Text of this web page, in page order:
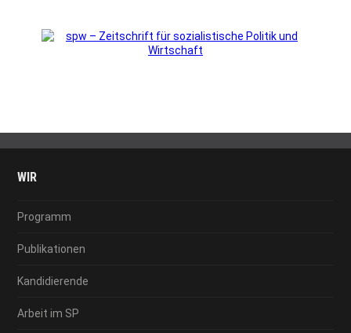
WIR
Programm
Publikationen
Kandidierende
Arbeit im SP